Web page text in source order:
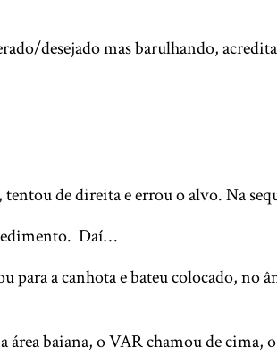
desejado mas barulhando,
de direita e errou o alvo. Na
Daí…
a canhota e bateu colocado, no
área baiana, o VAR chamou de